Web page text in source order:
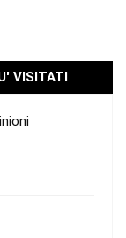
VISITATI